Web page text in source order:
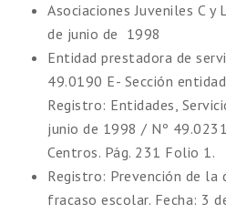
Asociaciones Juveniles C
de junio de 1998
Entidad prestadora de
49.0190 E- Sección
Registro: Entidades,
junio de 1998 / Nº
Centros. Pág. 231 Folio 1.
Registro: Prevención de la
fracaso escolar. Fecha: 3